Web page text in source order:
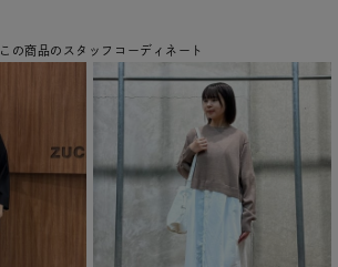
この商品のスタッフコーディネート